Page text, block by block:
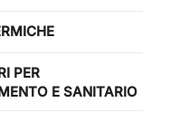
PER
E SANITARIO